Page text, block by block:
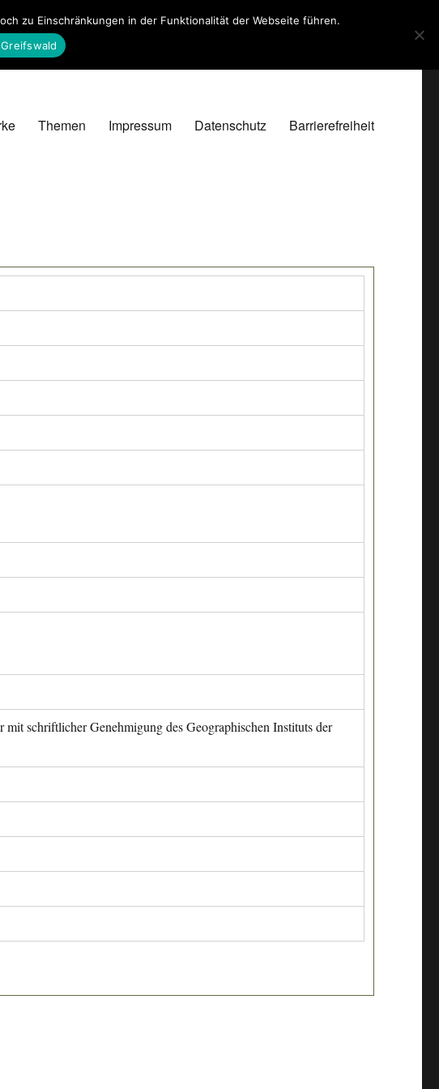
Themen Impressum Datenschutz Barrierefreiheit
schriftlicher Genehmigung des Geographischen Instituts der
zu Einschränkungen in der Funktionalität der Webseite führen.